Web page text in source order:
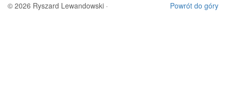
Powrót do góry
© 2026 Ryszard Lewandowski ·